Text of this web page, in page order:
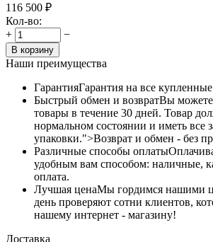
116 500 ₽
Кол-во:
+
−
В корзину
Наши преимущества
ГарантияГарантия на все
Быстрый обмен и возвратВы можете
товары в течение 30 дней. Товар
нормальном состоянии и иметь все
упаковки.">Возврат и обмен - без
Различные способы оплаты
удобным вам способом: наличные,
оплата.
Лучшая ценаМы гордимся нашими
день проверяют сотни клиентов,
нашему интернет - магазину!
Доставка